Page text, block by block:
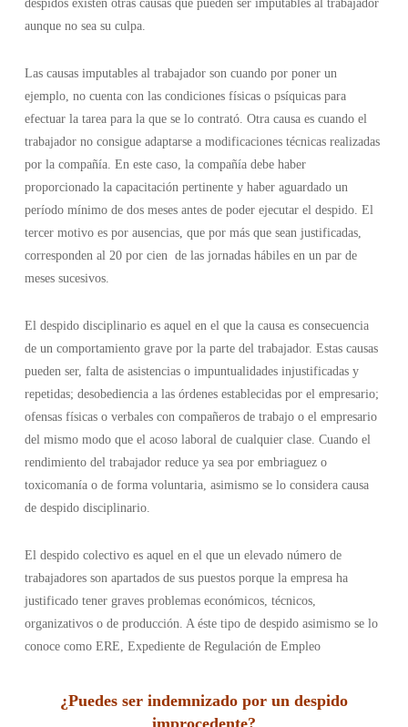
despidos existen otras causas que pueden ser imputables al trabajador
aunque no sea su culpa.
Las causas imputables al trabajador son cuando por poner un
ejemplo, no cuenta con las condiciones físicas o psíquicas para
efectuar la tarea para la que se lo contrató. Otra causa es cuando el
trabajador no consigue adaptarse a modificaciones técnicas realizadas
por la compañía. En este caso, la compañía debe haber
proporcionado la capacitación pertinente y haber aguardado un
período mínimo de dos meses antes de poder ejecutar el despido. El
tercer motivo es por ausencias, que por más que sean justificadas,
corresponden al 20 por cien de las jornadas hábiles en un par de
meses sucesivos.
El despido disciplinario es aquel en el que la causa es consecuencia
de un comportamiento grave por la parte del trabajador. Estas causas
pueden ser, falta de asistencias o impuntualidades injustificadas y
repetidas; desobediencia a las órdenes establecidas por el empresario;
ofensas físicas o verbales con compañeros de trabajo o el empresario
del mismo modo que el acoso laboral de cualquier clase. Cuando el
rendimiento del trabajador reduce ya sea por embriaguez o
toxicomanía o de forma voluntaria, asimismo se lo considera causa
de despido disciplinario.
El despido colectivo es aquel en el que un elevado número de
trabajadores son apartados de sus puestos porque la empresa ha
justificado tener graves problemas económicos, técnicos,
organizativos o de producción. A éste tipo de despido asimismo se lo
conoce como ERE, Expediente de Regulación de Empleo
¿Puedes ser indemnizado por un despido
improcedente?